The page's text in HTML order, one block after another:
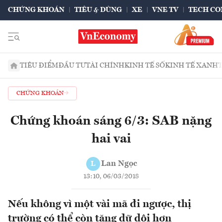
CHỨNG KHOÁN TIÊU & DÙNG XE VNE TV TECH
TIÊU ĐIỂMĐẦU TƯTÀI CHÍNHKINH TẾ SỐKINH TẾ XANH
CHỨNG KHOÁN
Chứng khoán sáng 6/3: SAB nặng
hai vai
L Lan Ngọc
13:10, 06/03/2018
Nếu không vì một vài mã đi ngược, thị
trường có thể còn tăng dữ dội hơn